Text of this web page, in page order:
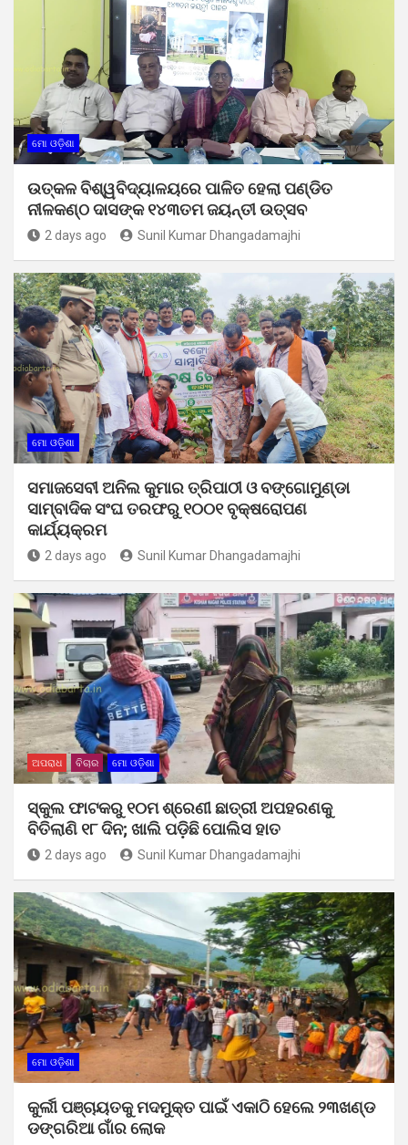
ମୋ ଓଡ଼ିଶା
ଉତ୍କଳ ବିଶ୍ୱବିଦ୍ୟାଳୟରେ ପାଳିତ ହେଲା ପଣ୍ଡିତ
ନୀଳକଣ୍ଠ ଦାସଙ୍କ ୧୪୩ତମ ଜୟନ୍ତୀ ଉତ୍ସବ
2 days ago Sunil Kumar Dhangadamajhi
ମୋ ଓଡ଼ିଶା
ସମାଜସେବୀ ଅନିଲ କୁମାର ତ୍ରିପାଠୀ ଓ ବଙ୍ଗୋମୁଣ୍ଡା
ସାମ୍ବାଦିକ ସଂଘ ତରଫରୁ ୧୦୦୧ ବୃକ୍ଷରୋପଣ
କାର୍ଯ୍ୟକ୍ରମ
2 days ago Sunil Kumar Dhangadamajhi
ଅପରାଧ ବିଚାର ମୋ ଓଡ଼ିଶା
ସ୍କୁଲ ଫାଟକରୁ ୧୦ମ ଶ୍ରେଣୀ ଛାତ୍ରୀ ଅପହରଣକୁ
ବିତିଲାଣି ୧୮ ଦିନ; ଖାଲି ପଡ଼ିଛି ପୋଲିସ ହାତ
2 days ago Sunil Kumar Dhangadamajhi
ମୋ ଓଡ଼ିଶା
କୁର୍ଲୀ ପଞ୍ଚାୟତକୁ ମଦମୁକ୍ତ ପାଇଁ ଏକାଠି ହେଲେ ୨୩ଖଣ୍ଡ
ଡଙ୍ଗରିଆ ଗାଁର ଲୋକ